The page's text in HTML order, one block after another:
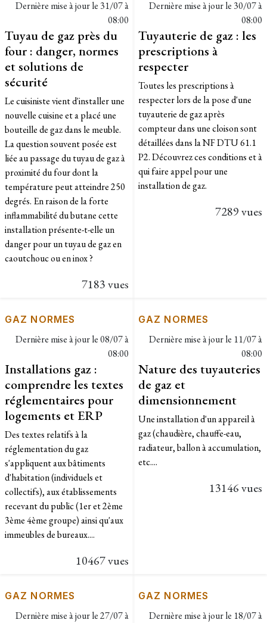
Dernière mise à jour le 31/07 à
08:00
Tuyau de gaz près du
four : danger, normes
et solutions de
sécurité
Le cuisiniste vient d'installer une
nouvelle cuisine et a placé une
bouteille de gaz dans le meuble.
La question souvent posée est
liée au passage du tuyau de gaz à
proximité du four dont la
température peut atteindre 250
degrés. En raison de la forte
inflammabilité du butane cette
installation présente-t-elle un
danger pour un tuyau de gaz en
caoutchouc ou en inox ?
7183 vues
Dernière mise à jour le 30/07 à
08:00
Tuyauterie de gaz : les
prescriptions à
respecter
Toutes les prescriptions à
respecter lors de la pose d'une
tuyauterie de gaz après
compteur dans une cloison sont
détaillées dans la NF DTU 61.1
P2. Découvrez ces conditions et à
qui faire appel pour une
installation de gaz.
7289 vues
GAZ NORMES
Dernière mise à jour le08/07 à
08:00
Installations gaz :
comprendre les textes
réglementaires pour
logements et ERP
Des textes relatifs à la
réglementation du gaz
s'appliquent aux bâtiments
d'habitation (individuels et
collectifs), aux établissements
recevant du public (1er et 2ème
3ème 4ème groupe) ainsi qu'aux
immeubles de bureaux....
10467 vues
GAZ NORMES
Dernière mise à jour le 11/07 à
08:00
Nature des tuyauteries
de gaz et
dimensionnement
Une installation d'un appareil à
gaz (chaudière, chauffe-eau,
radiateur, ballon à accumulation,
etc....
13146 vues
GAZ NORMES
Dernière mise à jour le27/07 à
GAZ NORMES
Dernière mise à jour le 18/07 à